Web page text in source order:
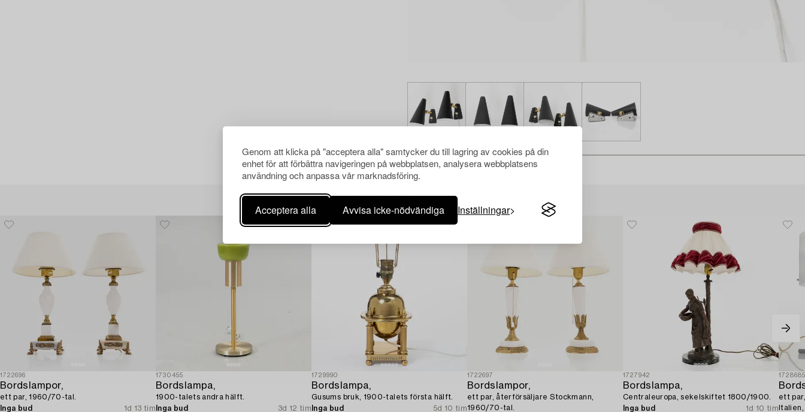
Genom att klicka på "acceptera alla" samtycker du till lagring av cookies på din
enhet för att förbättra navigeringen på webbplatsen, analysera webbplatsens
användning och anpassa vår marknadsföring.
Acceptera alla Avvisa icke-nödvändiga Inställningar
Andra har även tittat på
1722696
Bordslampor,
ett par, 1960/70-tal.
Inga bud
1d 13 tim
1730455
Bordslampa,
1900-talets andra hälft.
Inga bud
3d 12 tim
1729990
Bordslampa,
Gusums bruk, 1900-talets första hälft.
Inga bud
5d 10 tim
1722697
Bordslampor,
ett par, återförsäljare Stockmann,
1960/70-tal.
1727942
Bordslampa,
Centraleuropa, sekelskiftet 1800/1900.
Inga bud
1d 10 tim
ett